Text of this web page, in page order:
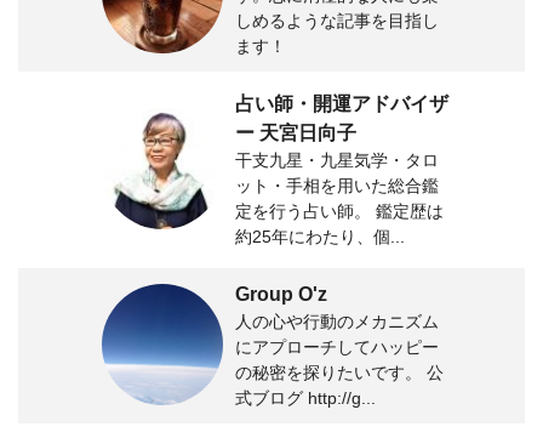
しめるような記事を目指し
ます！
占い師・開運アドバイザ
ー 天宮日向子
干支九星・九星気学・タロ
ット・手相を用いた総合鑑
定を行う占い師。 鑑定歴は
約25年にわたり、個...
Group O'z
人の心や行動のメカニズム
にアプローチしてハッピー
の秘密を探りたいです。 公
式ブログ http://g...